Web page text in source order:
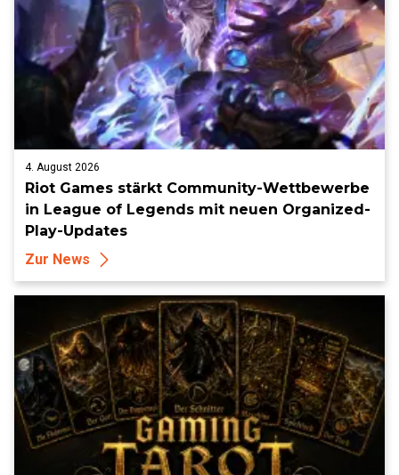
4. August 2026
Riot Games stärkt Community-Wettbewerbe
in League of Legends mit neuen Organized-
Play-Updates
Zur News